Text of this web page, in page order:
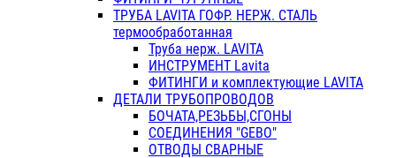
ТРУБА LAVITA ГОФР. НЕРЖ. СТАЛЬ
термообработанная
Труба нерж. LAVITA
ИНСТРУМЕНТ Lavita
ФИТИНГИ и комплектующие LAVITA
ДЕТАЛИ ТРУБОПРОВОДОВ
БОЧАТА,РЕЗЬБЫ,СГОНЫ
СОЕДИНЕНИЯ "GEBO"
ОТВОДЫ СВАРНЫЕ